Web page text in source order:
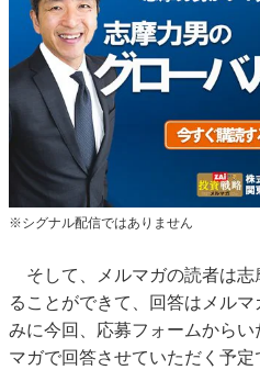
※シグナル配信ではありません
そして、メルマガの読者は志
ることができて、回答はメル
みに今回、応募フォームから
マガで回答させていただく予定